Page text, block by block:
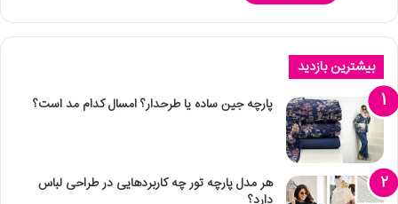
بیشترین بازدید
پارچه جین ساده یا طرحدار؟ امسال کدام مد است؟
هر مدل پارچه تور چه کاربردهایی در طراحی لباس